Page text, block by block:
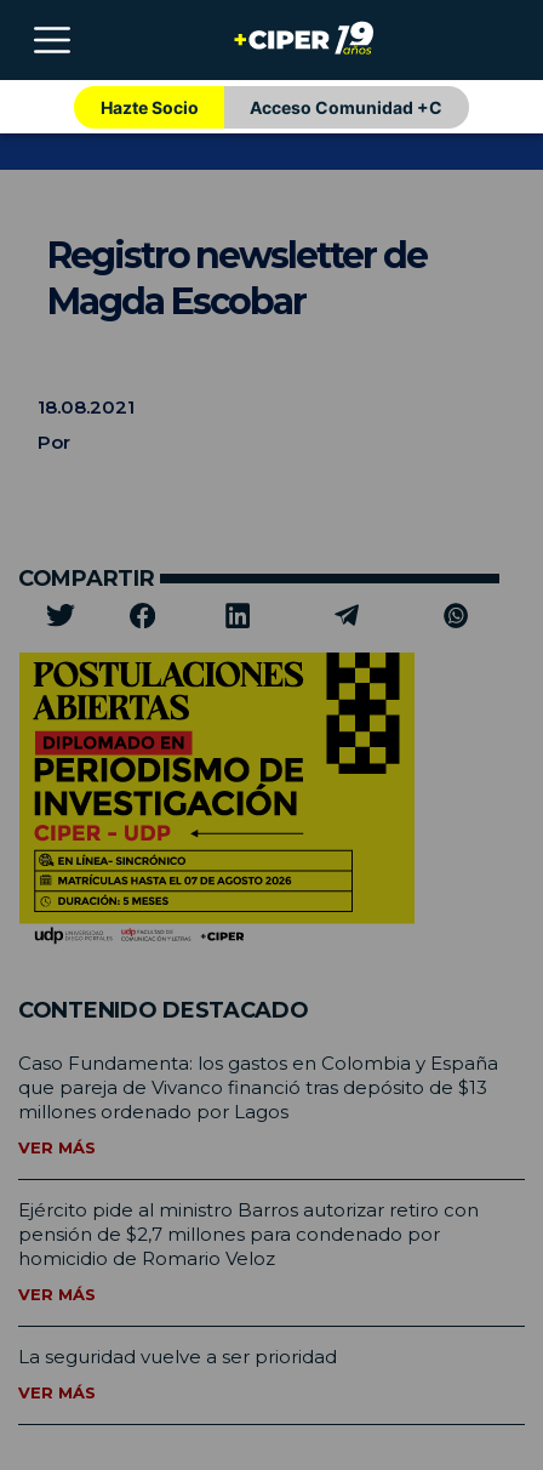
Hazte Socio Acceso Comunidad +C
Registro newsletter de
Magda Escobar
18.08.2021
Por
COMPARTIR
CONTENIDO DESTACADO
Caso Fundamenta: los gastos en Colombia y España
que pareja de Vivanco financió tras depósito de $13
millones ordenado por Lagos
VER MÁS
Ejército pide al ministro Barros autorizar retiro con
pensión de $2,7 millones para condenado por
homicidio de Romario Veloz
VER MÁS
La seguridad vuelve a ser prioridad
VER MÁS